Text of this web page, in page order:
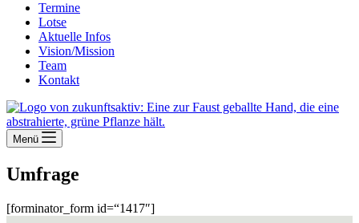
Termine
Lotse
Aktuelle Infos
Vision/Mission
Team
Kontakt
Menü
Umfrage
[forminator_form id=“1417″]